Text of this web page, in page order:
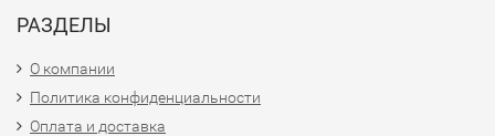
РАЗДЕЛЫ
О компании
Политика конфиденциальности
Оплата и доставка